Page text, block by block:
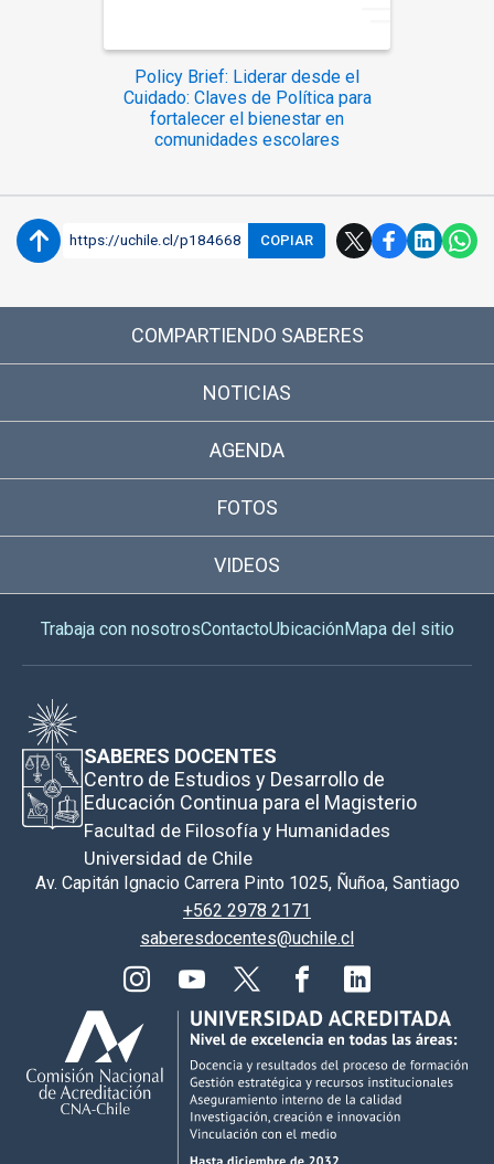
Policy Brief: Liderar desde el
Cuidado: Claves de Política para
fortalecer el bienestar en
comunidades escolares
https://uchile.cl/p184668 COPIAR
COMPARTIENDO SABERES
NOTICIAS
AGENDA
FOTOS
VIDEOS
Trabaja con nosotrosContactoUbicaciónMapa del sitio
SABERES DOCENTES
Centro de Estudios y Desarrollo de
Educación Continua para el Magisterio
Facultad de Filosofía y Humanidades
Universidad de Chile
Av. Capitán Ignacio Carrera Pinto 1025, Ñuñoa, Santiago
+562 2978 2171
saberesdocentes@uchile.cl